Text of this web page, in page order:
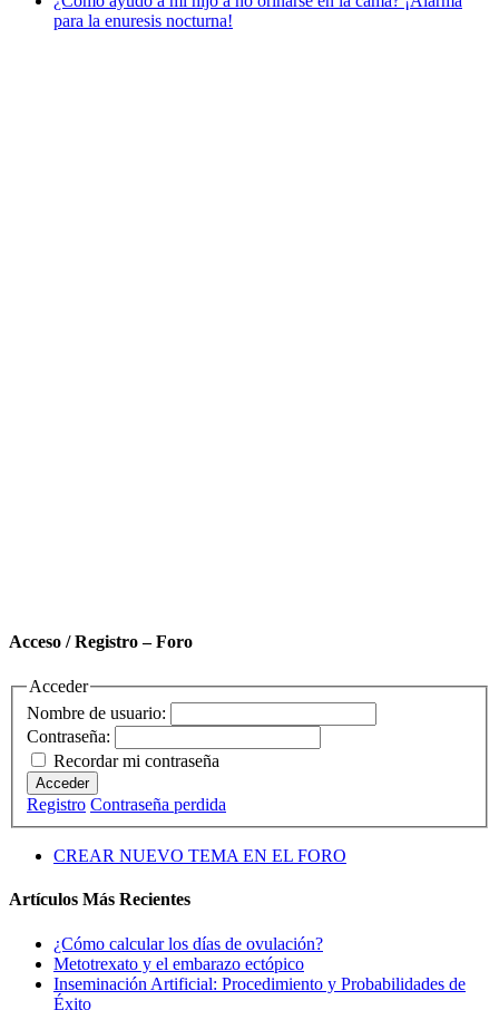
para la enuresis nocturna!
Acceso / Registro – Foro
Acceder
Nombre de usuario:
Contraseña:
Recordar mi contraseña
Acceder
Registro Contraseña perdida
CREAR NUEVO TEMA EN EL FORO
Artículos Más Recientes
¿Cómo calcular los días de ovulación?
Metotrexato y el embarazo ectópico
Inseminación Artificial: Procedimiento y Probabilidades de
Éxito